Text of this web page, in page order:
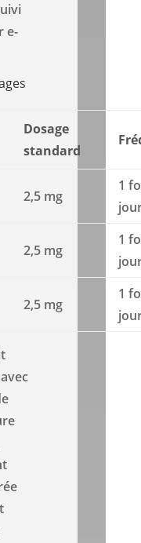
e-
Dosage
standard
2,5 mg
1
2,5 mg
1
2,5 mg
1